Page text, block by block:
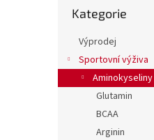
n
kategorie
Kategorie
Výprodej
Sportovní výživa
Aminokyseliny
Glutamin
BCAA
Arginin